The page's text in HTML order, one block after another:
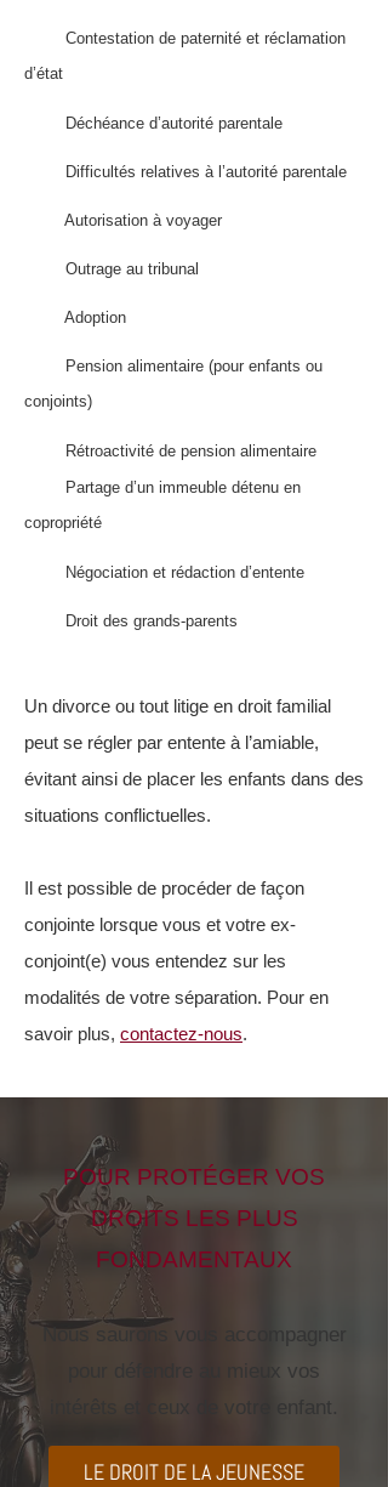
Contestation de paternité et réclamation
d’état
Déchéance d’autorité parentale
Difficultés relatives à l’autorité parentale
Autorisation à voyager
Outrage au tribunal
Adoption
Pension alimentaire (pour enfants ou
conjoints)
Rétroactivité de pension alimentaire
Partage d’un immeuble détenu en
copropriété
Négociation et rédaction d’entente
Droit des grands-parents
Un divorce ou tout litige en droit familial
peut se régler par entente à l’amiable,
évitant ainsi de placer les enfants dans des
situations conflictuelles.
Il est possible de procéder de façon
conjointe lorsque vous et votre ex-
conjoint(e) vous entendez sur les
modalités de votre séparation. Pour en
savoir plus, contactez-nous.
POUR PROTÉGER VOS
DROITS LES PLUS
FONDAMENTAUX
Nous saurons vous accompagner
pour défendre au mieux vos
intérêts et ceux de votre enfant.
LE DROIT DE LA JEUNESSE